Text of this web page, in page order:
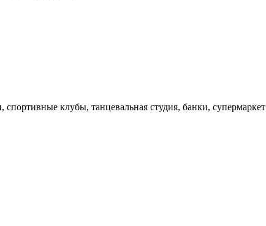
клубы, танцевальная студия, банки, супермаркет